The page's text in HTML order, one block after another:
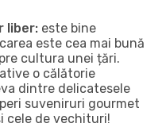
liber: este bine
este cea mai bună
cultura unei țări.
o călătorie
dintre delicatesele
suveniruri gourmet
cele de vechituri!